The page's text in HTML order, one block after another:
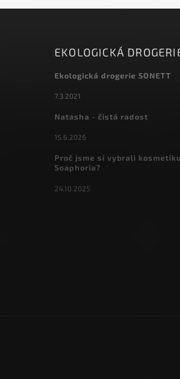
EKOLOGICKÁ
Ekologická drogerie SONETT
7.3.2021
Natasha - čistá radost
15.6.2026
Proč jsme si vybrali
Soaphoria?
24.10.2025